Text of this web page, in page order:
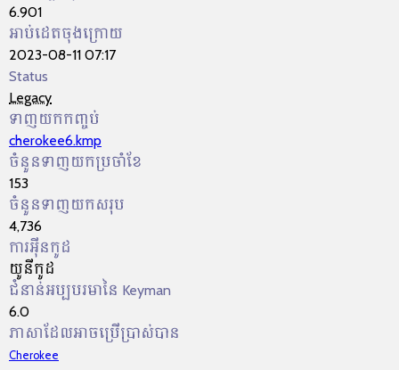
6.901
អាប់ដេតចុងក្រោយ
2023-08-11 07:17
Status
Legacy
ទាញយកកញ្ចប់
cherokee6.kmp
ចំនួនទាញយកប្រចាំខែ
153
ចំនួនទាញយកសរុប
4,736
ការអ៊ីនកូដ
យូនីកូដ
ជំនាន់អប្បបរមានៃ Keyman
6.0
ភាសាដែលអាចប្រើប្រាស់បាន
Cherokee